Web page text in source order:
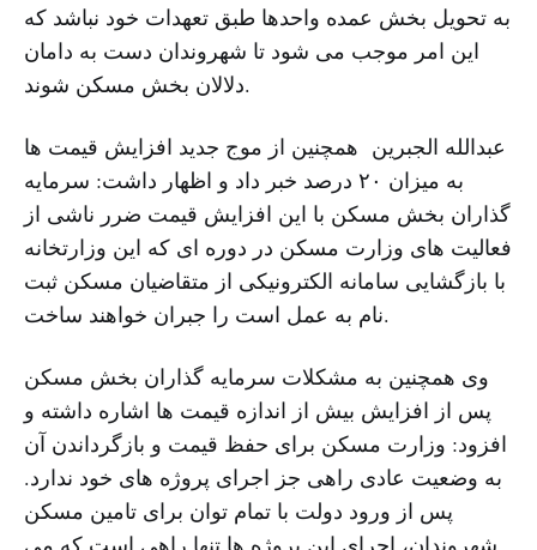
به تحویل بخش عمده واحدها طبق تعهدات خود نباشد که
این امر موجب می شود تا شهروندان دست به دامان
دلالان بخش مسکن شوند.
عبدالله الجبرین همچنین از موج جدید افزایش قیمت ها
به میزان ۲۰ درصد خبر داد و اظهار داشت: سرمایه
گذاران بخش مسکن با این افزایش قیمت ضرر ناشی از
فعالیت های وزارت مسکن در دوره ای که این وزارتخانه
با بازگشایی سامانه الکترونیکی از متقاضیان مسکن ثبت
نام به عمل است را جبران خواهند ساخت.
وی همچنین به مشکلات سرمایه گذاران بخش مسکن
پس از افزایش بیش از اندازه قیمت ها اشاره داشته و
افزود: وزارت مسکن برای حفظ قیمت و بازگرداندن آن
به وضعیت عادی راهی جز اجرای پروژه های خود ندارد.
پس از ورود دولت با تمام توان برای تامین مسکن
شهروندان، اجرای این پروژه ها تنها راهی است که می